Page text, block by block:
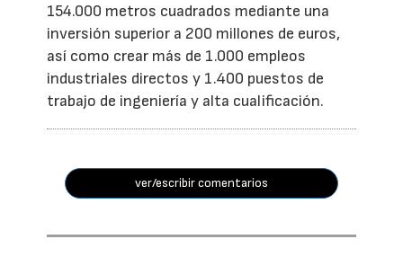
154.000 metros cuadrados mediante una
inversión superior a 200 millones de euros,
así como crear más de 1.000 empleos
industriales directos y 1.400 puestos de
trabajo de ingeniería y alta cualificación.
ver/escribir comentarios